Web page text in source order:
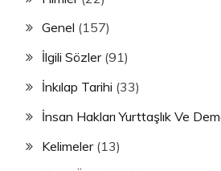
Genel (157)
İlgili Sözler(91)
İnkılap Tarihi (33)
İnsan Hakları Yurttaşlık Ve
Kelimeler(13)